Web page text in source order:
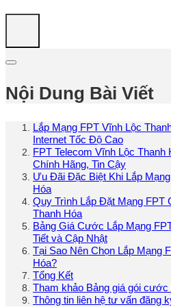
Nội Dung Bài Viết
Lắp Mạng FPT Vĩnh Lộc
Internet Tốc Độ Cao
FPT Telecom Vĩnh Lộc Thanh
Chính Hãng, Tin Cậy
Ưu Đãi Đặc Biệt Khi Lắp
Hóa
Quy Trình Lắp Đặt Mạng FPT
Thanh Hóa
Bảng Giá Cước Lắp Mạng
Tiết và Cập Nhật
Tại Sao Nên Chọn Lắp Mạng
Hóa?
Tổng Kết
Tham khảo Bảng giá gói
Thông tin liên hệ tư vấn đăng